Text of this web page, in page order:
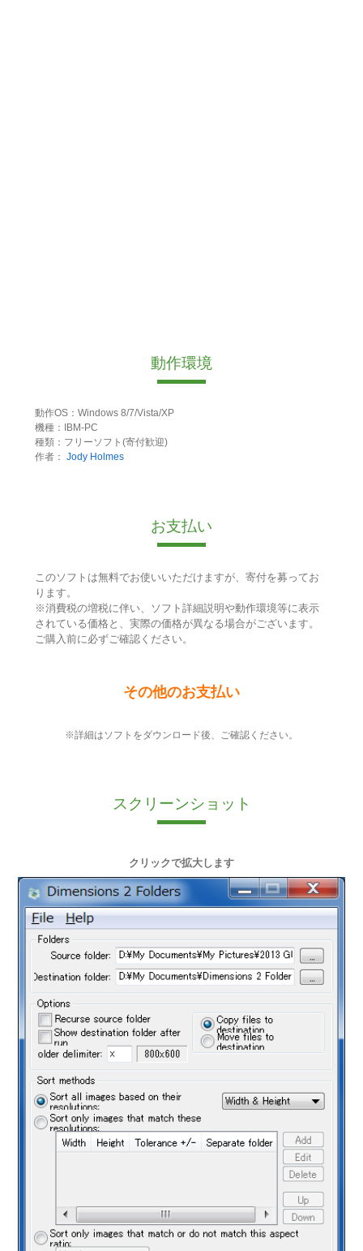
動作環境
動作OS：Windows 8/7/Vista/XP
機種：IBM-PC
種類：フリーソフト(寄付歓迎)
作者： Jody Holmes
お支払い
このソフトは無料でお使いいただけますが、寄付を募ってお
ります。
※消費税の増税に伴い、ソフト詳細説明や動作環境等に表示
されている価格と、実際の価格が異なる場合がございます。
ご購入前に必ずご確認ください。
その他のお支払い
※詳細はソフトをダウンロード後、ご確認ください。
スクリーンショット
クリックで拡大します